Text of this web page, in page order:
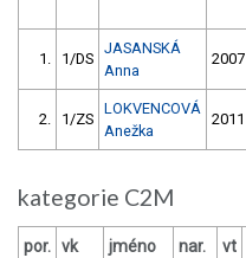
1. 1/DS
JASANSKÁ
Anna
2007
2. 1/ZS
LOKVENCOVÁ
Anežka
2011
kategorie C2M
por. vk jméno nar. vt